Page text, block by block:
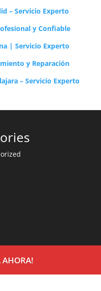
– Servicio Experto
y Confiable
| Servicio Experto
y Reparación
– Servicio Experto
AHORA!